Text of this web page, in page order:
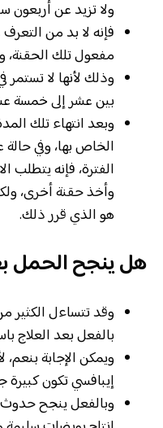
ولا تزيد عن أربعون
فإنه لا بد من
مفعول تلك الحقنة،
وذلك لأنها لا تستمر
بين عشر إلى خمسة
وبعد انتهاء تلك
الخاص بها، وفي
الفترة، فإنه يتطلب
وأخذ حقنة أخرى،
هو الذي قرر ذلك.
هل ينجح الحمل
وقد تتساءل
بالفعل بعد العلاج
ويمكن الإجابة
إيبافسي تكون كبيرة
وبالفعل ينجح حدوث